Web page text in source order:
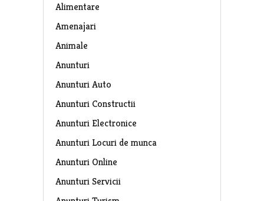
Alimentare
Amenajari
Animale
Anunturi
Anunturi Auto
Anunturi Constructii
Anunturi Electronice
Anunturi Locuri de munca
Anunturi Online
Anunturi Servicii